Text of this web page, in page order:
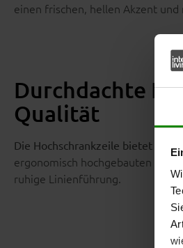
einen frischen, hellen Akzent
Durchdachte
Qualität
Die Hochschrankzeile bietet dir
ergonomisch hochgebauten
ruhige Linienführung.